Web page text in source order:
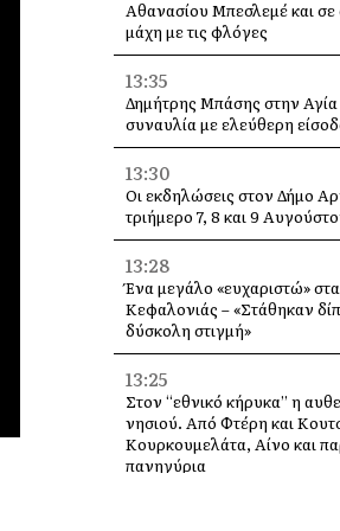
Αθανασίου Μπεσλεμέ και σε
μάχη με τις φλόγες
13:35
Δημήτρης Μπάσης στην
συναυλία με ελεύθερη
13:30
Οι εκδηλώσεις στον Δήμο
τριήμερο 7, 8 και 9
13:28
Ένα μεγάλο «ευχαριστώ»
Κεφαλονιάς – «Στάθηκαν
δύσκολη στιγμή»
13:25
Στον “εθνικό κήρυκα” η
νησιού. Από Φτέρη και
Κουρκουμελάτα, Αίνο και
πανηγύρια